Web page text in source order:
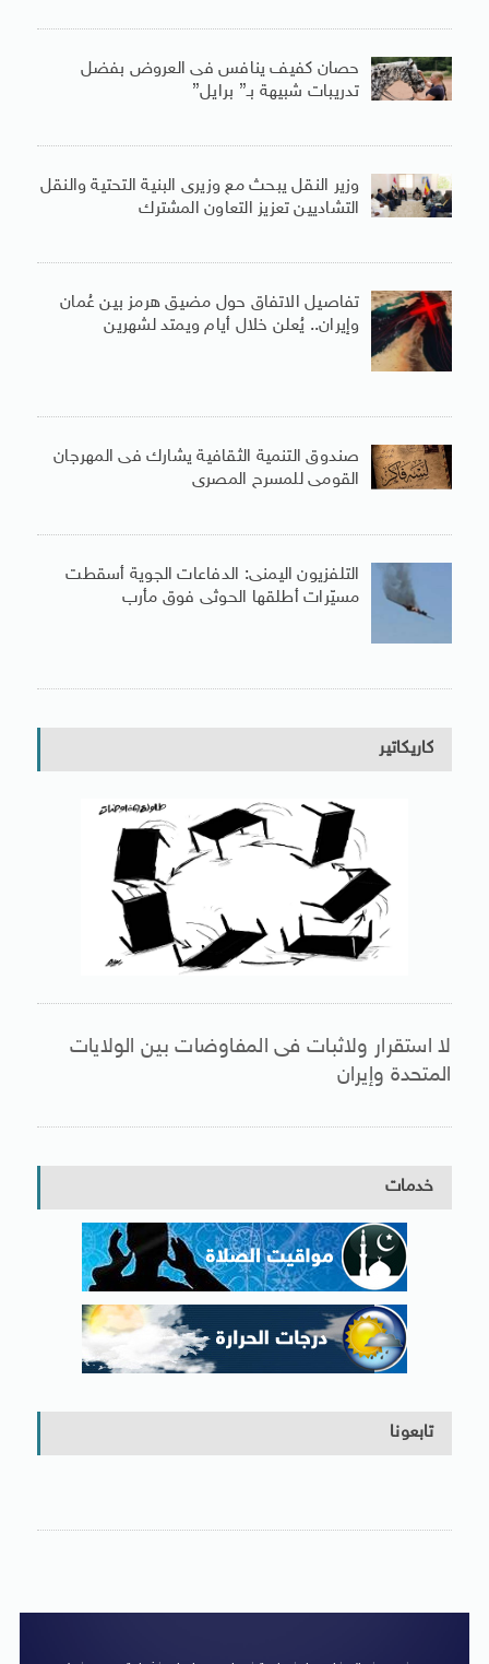
حصان كفيف ينافس فى العروض بفضل
تدريبات شبيهة بـ” برايل”
وزير النقل يبحث مع وزيرى البنية التحتية والنقل
التشاديين تعزيز التعاون المشترك
تفاصيل الاتفاق حول مضيق هرمز بين عُمان
وإيران.. يُعلن خلال أيام ويمتد لشهرين
صندوق التنمية الثقافية يشارك فى المهرجان
القومى للمسرح المصرى
التلفزيون اليمنى: الدفاعات الجوية أسقطت
مسيّرات أطلقها الحوثى فوق مأرب
كاريكاتير
لا استقرار ولاثبات فى المفاوضات بين الولايات
المتحدة وإيران
خدمات
تابعونا